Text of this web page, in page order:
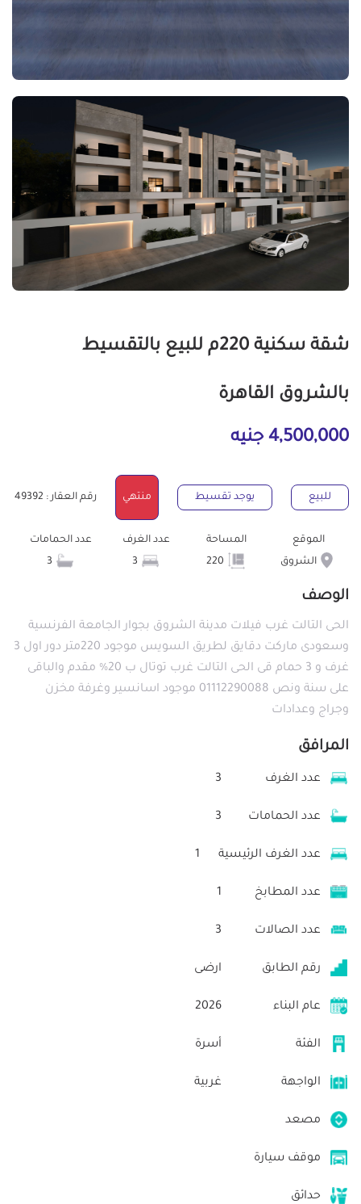
شقة سكنية 220م للبيع بالتقسيط
بالشروق القاهرة
4,500,000 جنيه
للبيع يوجد تقسيط منتهي رقم العقار : 49392
الموقع
الشروق
المساحة
عدد الغرف
عدد الحمامات
الوصف
الحى التالت غرب فيلات مدينة الشروق ‎بجوار الجامعة الفرنسية
وسعودى ماركت دقايق لطريق السويس ‎موجود 220متر دور اول 3
غرف و 3 حمام قى الحى التالت غرب توتال ب 20% مقدم والباقى
على سنة ونص ‎01112290088 موجود اسانسير وغرفة مخزن
وجراج وعدادات
المرافق
عدد الغرف 3
عدد الحمامات 3
عدد الغرف الرئيسية 1
عدد المطابخ 1
عدد الصالات 3
رقم الطابق ارضى
عام البناء 2026
الفئة أسرة
الواجهة غربية
مصعد
موقف سيارة
حدائق